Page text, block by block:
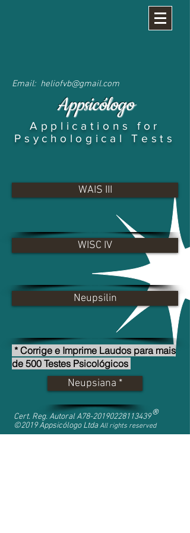
Email: heliofvb@gmail.com
Appsicólogo
Applications for
Psychological Tests
WAIS III
WISC IV
Neupsilin
* Corrige e Imprime Laudos para mais
de 500 Testes Psicológicos
Neupsiana *
Cert. Reg. Autoral A78-20190228113439®
©2019 Appsicólogo LtdaAll rights reserved